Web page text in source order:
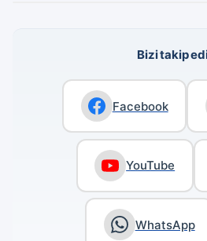
Bizi takip
Facebook
YouTube
WhatsApp